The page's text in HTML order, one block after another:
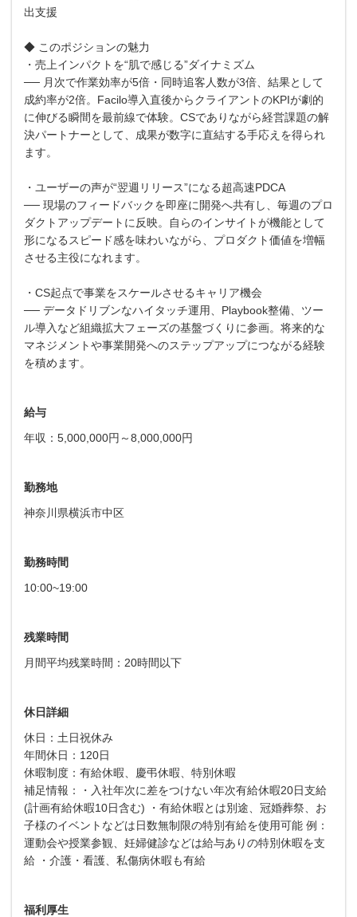
出支援
◆ このポジションの魅力
・売上インパクトを“肌で感じる”ダイナミズム
── 月次で作業効率が5倍・同時追客人数が3倍、結果として
成約率が2倍。Facilo導入直後からクライアントのKPIが劇的
に伸びる瞬間を最前線で体験。CSでありながら経営課題の解
決パートナーとして、成果が数字に直結する手応えを得られ
ます。
・ユーザーの声が“翌週リリース”になる超高速PDCA
── 現場のフィードバックを即座に開発へ共有し、毎週のプロ
ダクトアップデートに反映。自らのインサイトが機能として
形になるスピード感を味わいながら、プロダクト価値を増幅
させる主役になれます。
・CS起点で事業をスケールさせるキャリア機会
── データドリブンなハイタッチ運用、Playbook整備、ツー
ル導入など組織拡大フェーズの基盤づくりに参画。将来的な
マネジメントや事業開発へのステップアップにつながる経験
を積めます。
給与
年収：5,000,000円～8,000,000円
勤務地
神奈川県横浜市中区
勤務時間
10:00~19:00
残業時間
月間平均残業時間：20時間以下
休日詳細
休日：土日祝休み
年間休日：120日
休暇制度：有給休暇、慶弔休暇、特別休暇
補足情報：・入社年次に差をつけない年次有給休暇20日支給
(計画有給休暇10日含む) ・有給休暇とは別途、冠婚葬祭、お
子様のイベントなどは日数無制限の特別有給を使用可能 例：
運動会や授業参観、妊婦健診などは給与ありの特別休暇を支
給 ・介護・看護、私傷病休暇も有給
福利厚生